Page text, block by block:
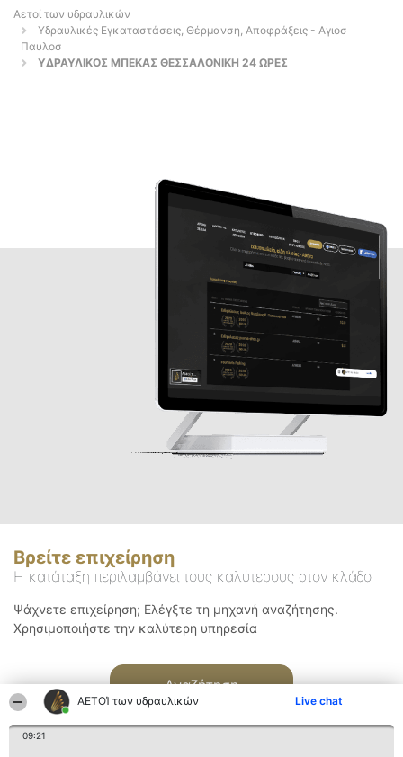
ΑΕΤΟΊ των υδραυλικών Live chat
09:21
Αετοί των υδραυλικών
Υδραυλικές Εγκαταστάσεις, Θέρμανση, Αποφράξεις - Αγιοσ
Παυλοσ
ΥΔΡΑΥΛΙΚΟΣ ΜΠΕΚΑΣ ΘΕΣΣΑΛΟΝΙΚΗ 24 ΩΡΕΣ
Βρείτε επιχείρηση
Η κατάταξη περιλαμβάνει τους καλύτερους στον κλάδο
Ψάχνετε επιχείρηση; Ελέγξτε τη μηχανή αναζήτησης.
Χρησιμοποιήστε την καλύτερη υπηρεσία
Αναζήτηση